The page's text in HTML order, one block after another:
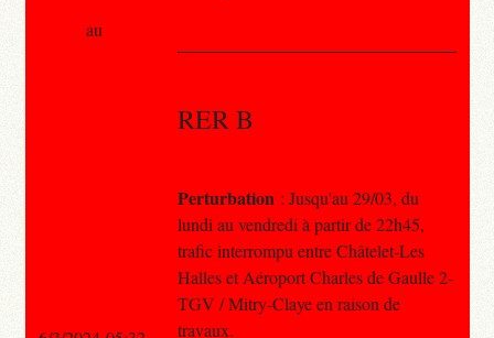
RER B
Perturbation : Jusqu'au 29/03, du
lundi au vendredi à partir de 22h45,
trafic interrompu entre Châtelet-Les
Halles et Aéroport Charles de Gaulle 2-
TGV / Mitry-Claye en raison de
travaux.
au